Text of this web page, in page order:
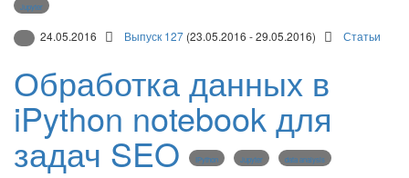
Jupyter
24.05.2016 Выпуск 127 (23.05.2016 - 29.05.2016) Статьи
Обработка данных в
iPython notebook для
задач SEO IPython Jupyter data analysis